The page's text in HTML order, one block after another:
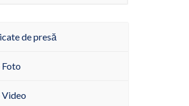
de presă
Foto
Video